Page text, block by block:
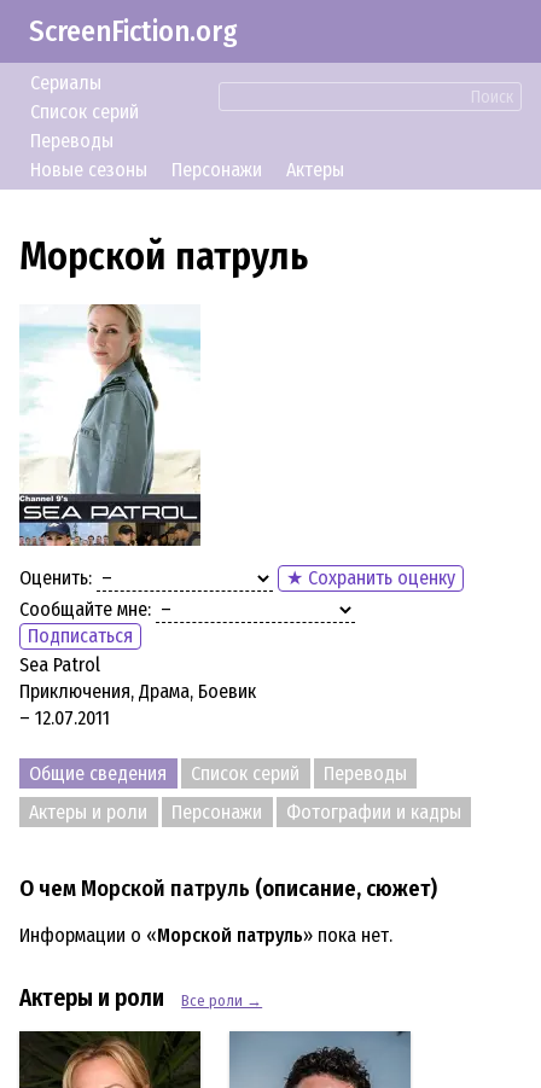
ScreenFiction.org
Поиск
Сериалы
Список серий
Переводы
Новые сезоны
Персонажи Актеры
Морской патруль
Оценить:
★ Сохранить оценку
Сообщайте мне:
Подписаться
Sea Patrol
Приключения, Драма, Боевик
– 12.07.2011
Общие сведения Список серий
Переводы
Актеры и роли
Персонажи Фотографии и кадры
О чем Морской патруль (описание, сюжет)
Информации о «Морской патруль» пока нет.
Актеры и роли Все роли →